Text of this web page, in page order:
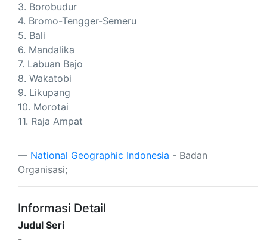
3. Borobudur
4. Bromo-Tengger-Semeru
5. Bali
6. Mandalika
7. Labuan Bajo
8. Wakatobi
9. Likupang
10. Morotai
11. Raja Ampat
National Geographic Indonesia - Badan
Organisasi;
Informasi Detail
Judul Seri
-